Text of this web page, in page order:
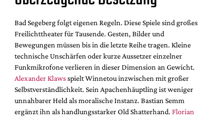
Bad Segeberg folgt eigenen Regeln. Diese Spiele sind großes
Freilichttheater für Tausende. Gesten, Bilder und
Bewegungen müssen bis in die letzte Reihe tragen. Kleine
technische Unschärfen oder kurze Aussetzer einzelner
Funkmikrofone verlieren in dieser Dimension an Gewicht.
Alexander Klawsspielt Winnetou inzwischen mit großer
Selbstverständlichkeit. Sein Apachenhäuptling ist weniger
unnahbarer Held als moralische Instanz. Bastian Semm
ergänzt ihn als handlungsstarker Old Shatterhand. Florian